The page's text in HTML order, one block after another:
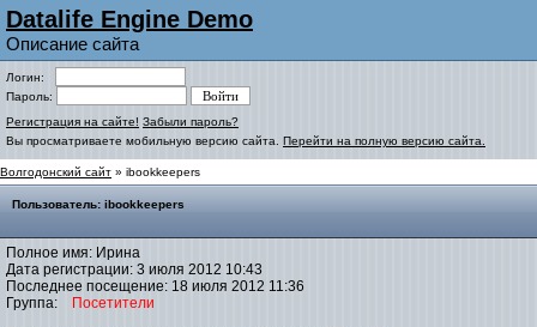
Datalife Engine Demo
Описание сайта
Логин:
Пароль:
Регистрация на сайте! Забыли пароль?
Вы просматриваете мобильную версию сайта. Перейти на полную версию сайта.
Волгодонский сайт » ibookkeepers
Пользователь: ibookkeepers
Полное имя: Ирина
Дата регистрации: 3 июля 2012 10:43
Последнее посещение: 18 июля 2012 11:36
Группа:
Посетители